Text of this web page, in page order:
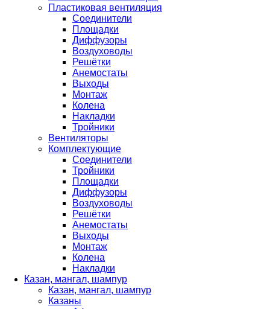
Пластиковая вентиляция
Соединители
Площадки
Диффузоры
Воздуховоды
Решётки
Анемостаты
Выходы
Монтаж
Колена
Накладки
Тройники
Вентиляторы
Комплектующие
Соединители
Тройники
Площадки
Диффузоры
Воздуховоды
Решётки
Анемостаты
Выходы
Монтаж
Колена
Накладки
Казан, мангал, шампур
Казан, мангал, шампур
Казаны